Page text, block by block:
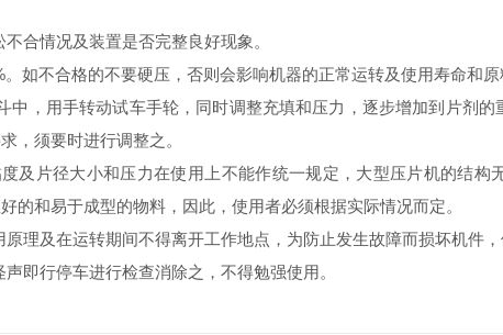
合情况及装置是否完整良好现象。
如不合格的不要硬压，否则会影响机器的正常运转及使用寿命和原
，用手转动试车手轮，同时调整充填和压力，逐步增加到片剂
，须要时进行调整之。
及片径大小和压力在使用上不能作统一规定，大型压片机的结构
和易于成型的物料，因此，使用者必须根据实际情况而定。
理及在运转期间不得离开工作地点，为防止发生故障而损坏机件，
即行停车进行检查消除之，不得勉强使用。